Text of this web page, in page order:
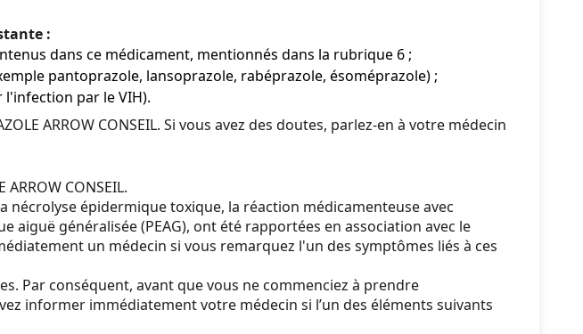
:
dans ce médicament, mentionnés dans la rubrique 6 ;
pantoprazole, lansoprazole, rabéprazole, ésoméprazole) ;
par le VIH).
ARROW CONSEIL. Si vous avez des doutes, parlez-en à votre médecin
CONSEIL.
nécrolyse épidermique toxique, la réaction médicamenteuse avec
aiguë généralisée (PEAG), ont été rapportées en association avec le
un médecin si vous remarquez l'un des symptômes liés à ces
Par conséquent, avant que vous ne commenciez à prendre
informer immédiatement votre médecin si l’un des éléments suivants